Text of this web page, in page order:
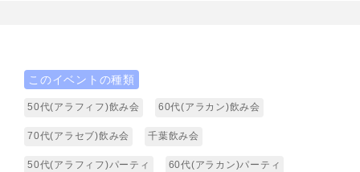
このイベントの種類
50代(アラフィフ)飲み会 60代(アラカン)飲み会
70代(アラセブ)飲み会 千葉飲み会
50代(アラフィフ)パーティ 60代(アラカン)パーティ